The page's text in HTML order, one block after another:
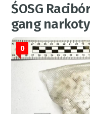
ŚOSG
gang
0